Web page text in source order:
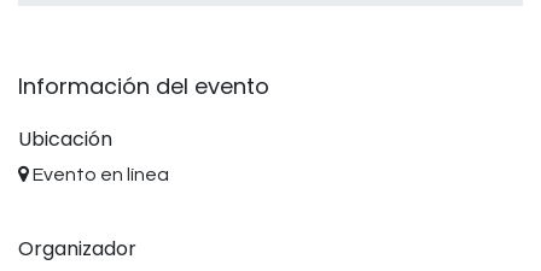
Información del evento
Ubicación
Evento en línea
Organizador